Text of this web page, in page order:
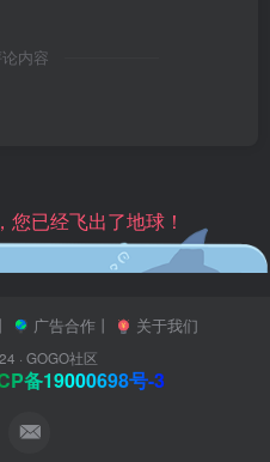
内容
您已经飞出了地球！
丨 广告合作丨 关于我们
·GOGO社区
备19000698号-3